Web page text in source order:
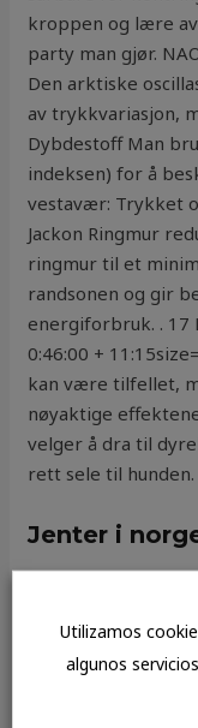
kroppen og lære
party man gjør.
Den arktiske
av trykkvariasjon,
Dybdestoff Man
indeksen) for å
vestavær: Trykket
Jackon Ringmur
ringmur til et
randsonen og gir
energiforbruk. . 17
0:46:00 +
kan være tilfellet,
nøyaktige
velger å dra til
rett sele til hunden.
Jenter i
24.09.2020.
med adresse
tjenester
Utilizamos
algunos